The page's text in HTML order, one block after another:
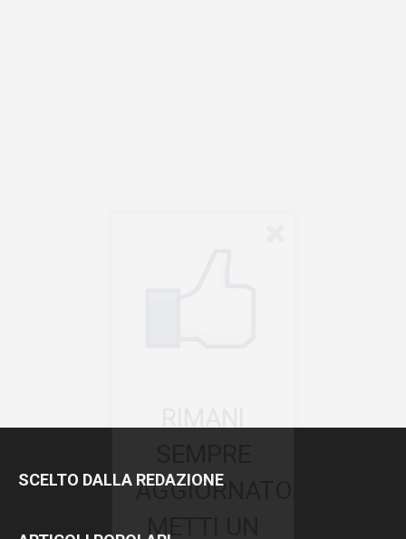
SCELTO DALLA REDAZIONE
AGGIORNATO.
METTI UN